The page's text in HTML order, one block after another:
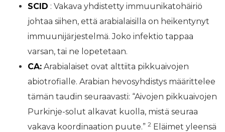
SCID : Vakava yhdistetty immuunikatohäiriö
johtaa siihen, että arabialaisilla on heikentynyt
immuunijärjestelmä. Joko infektio tappaa
varsan, tai ne lopetetaan.
CA: Arabialaiset ovat alttiita pikkuaivojen
abiotrofialle. Arabian hevosyhdistys määrittelee
tämän taudin seuraavasti: “Aivojen pikkuaivojen
Purkinje-solut alkavat kuolla, mistä seuraa
vakava koordinaation puute.” 2 Eläimet yleensä